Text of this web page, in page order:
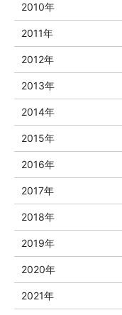
2010年
2011年
2012年
2013年
2014年
2015年
2016年
2017年
2018年
2019年
2020年
2021年